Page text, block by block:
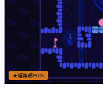
★編集部PICK